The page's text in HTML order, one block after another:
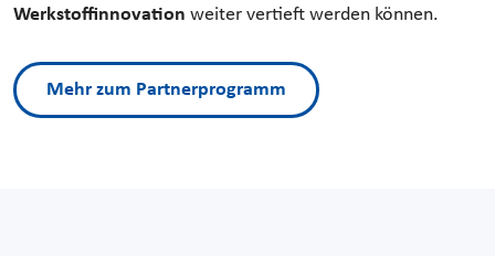
Werkstoffinnovation weiter vertieft werden können.
Mehr zum Partnerprogramm